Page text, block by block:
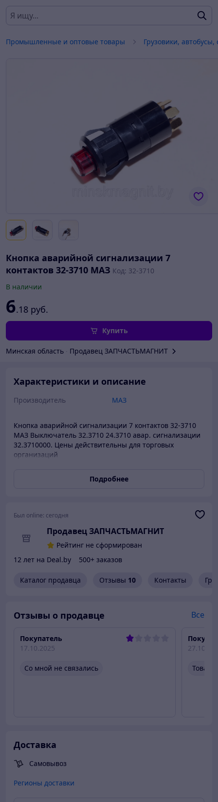
Промышленные и оптовые товары Грузовики, автобусы,
Кнопка аварийной сигнализации 7
контактов 32-3710 МАЗ Код: 32-3710
В наличии
6.18 руб.
Купить
Минская область Продавец ЗАПЧАСТЬМАГНИТ
Характеристики и описание
Производитель МАЗ
Кнопка аварийной сигнализации 7 контактов 32-3710
МАЗ Выключатель 32.3710 24.3710 авар. сигнализации
32.3710000. Цены действительны для торговых
организаций
Подробнее
Был online: сегодня
Продавец ЗАПЧАСТЬМАГНИТ
Рейтинг не сформирован
12 лет на Deal.by
500+ заказов
Каталог продавца Отзывы 10 Контакты
Отзывы о продавце Все
Покупатель
17.10.2025
Со мной не связались
Доставка
Самовывоз
Регионы доставки